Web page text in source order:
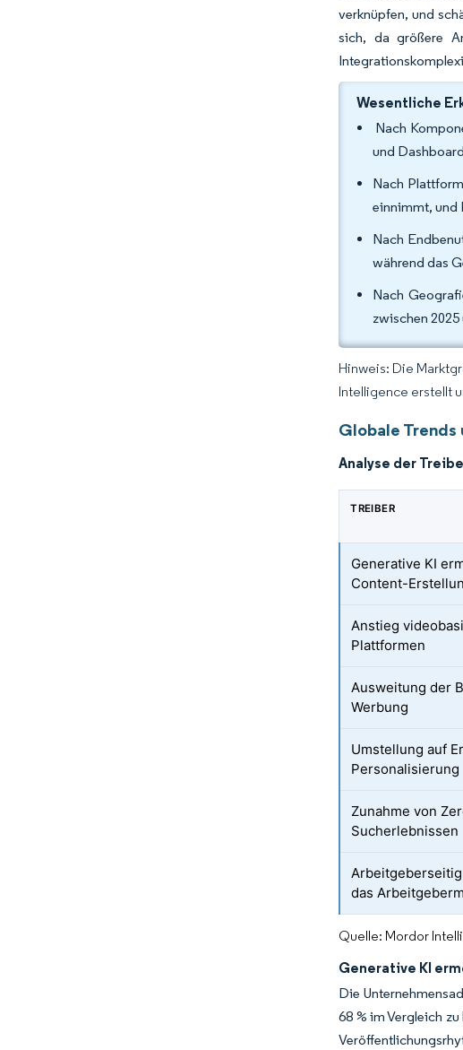
verknüpfen, und
sich, da größere
Wesentliche
Nach
und
Nach
einnimmt, und
Nach
während das
Nach
zwischen
Hinweis: Die
Intelligence erstellt
Globale
Analyse der
TREIBER
Generative KI
Content-
Anstieg
Plattformen
Ausweitung der
Werbung
Umstellung auf
Personalisierung
Zunahme von
Sucherlebnissen
das
Quelle: Mordor
Generative KI
Die
68 % im Vergleich